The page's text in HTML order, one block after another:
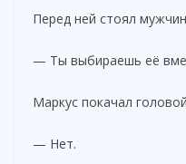
Перед ней стоял
— Ты выбираешь её
Маркус покачал
— Нет.